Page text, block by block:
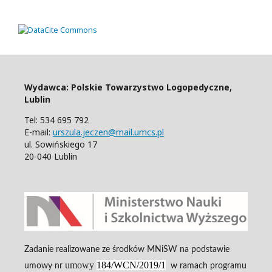
Wydawca: Polskie Towarzystwo Logopedyczne,
Lublin
Tel: 534 695 792
E-mail: urszula.jeczen@mail.umcs.pl
ul. Sowińskiego 17
20-040 Lublin
Zadanie realizowane ze środków MNiSW na podstawie
umowy nr umowy 184/WCN/2019/1 w ramach programu